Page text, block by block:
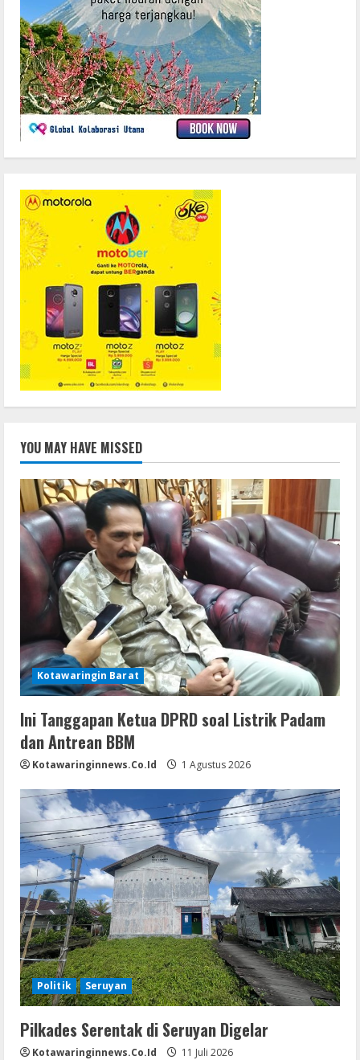
YOU MAY HAVE MISSED
Kotawaringin Barat
Ini Tanggapan Ketua DPRD soal Listrik Padam
dan Antrean BBM
Kotawaringinnews.co.id 1 Agustus 2026
Politik Seruyan
Pilkades Serentak di Seruyan Digelar
Kotawaringinnews.co.id 11 Juli 2026